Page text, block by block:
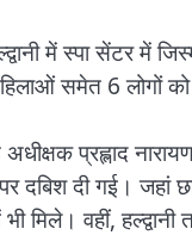
हल्द्वानी में स्पा सेंटर
समेत 6 लोगों
प्रह्लाद
दबिश दी गई। जहां
मिले। वहीं,